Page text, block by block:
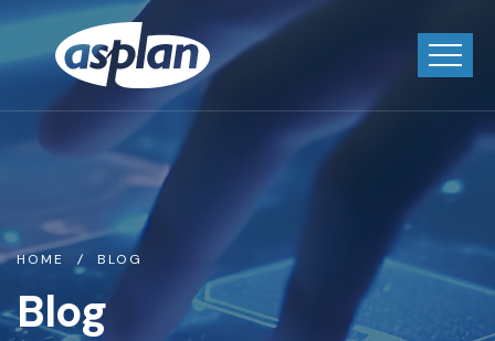
HOME BLOG
Blog